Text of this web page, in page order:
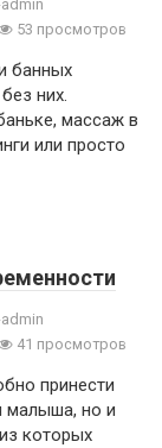
53 просмотров
банных
них.
массаж в
или просто
41 просмотров
принести
малыша, но и
которых